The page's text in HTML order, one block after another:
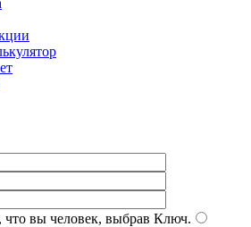
вы человек, выбрав Ключ.